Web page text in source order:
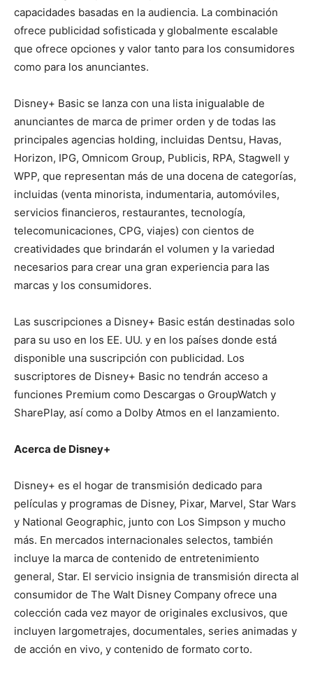
capacidades basadas en la audiencia. La combinación
ofrece publicidad sofisticada y globalmente escalable
que ofrece opciones y valor tanto para los consumidores
como para los anunciantes.
Disney+ Basic se lanza con una lista inigualable de
anunciantes de marca de primer orden y de todas las
principales agencias holding, incluidas Dentsu, Havas,
Horizon, IPG, Omnicom Group, Publicis, RPA, Stagwell y
WPP, que representan más de una docena de categorías,
incluidas (venta minorista, indumentaria, automóviles,
servicios financieros, restaurantes, tecnología,
telecomunicaciones, CPG, viajes) con cientos de
creatividades que brindarán el volumen y la variedad
necesarios para crear una gran experiencia para las
marcas y los consumidores.
Las suscripciones a Disney+ Basic están destinadas solo
para su uso en los EE. UU. y en los países donde está
disponible una suscripción con publicidad. Los
suscriptores de Disney+ Basic no tendrán acceso a
funciones Premium como Descargas o GroupWatch y
SharePlay, así como a Dolby Atmos en el lanzamiento.
Acerca de Disney+
Disney+ es el hogar de transmisión dedicado para
películas y programas de Disney, Pixar, Marvel, Star Wars
y National Geographic, junto con Los Simpson y mucho
más. En mercados internacionales selectos, también
incluye la marca de contenido de entretenimiento
general, Star. El servicio insignia de transmisión directa al
consumidor de The Walt Disney Company ofrece una
colección cada vez mayor de originales exclusivos, que
incluyen largometrajes, documentales, series animadas y
de acción en vivo, y contenido de formato corto.